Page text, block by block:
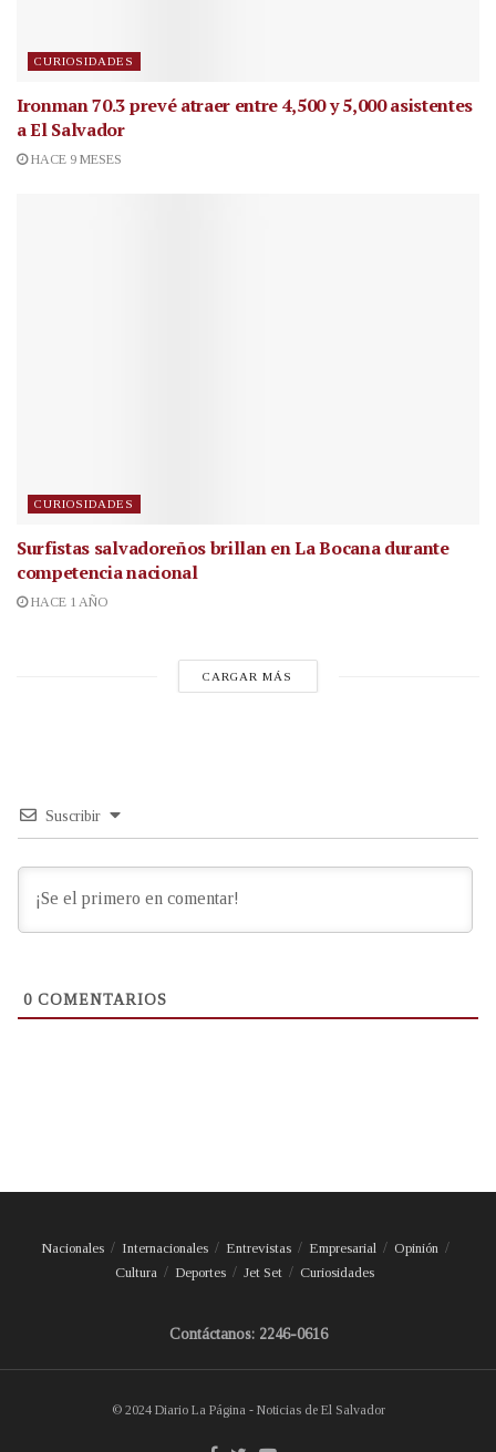
CURIOSIDADES
Ironman 70.3 prevé atraer entre 4,500 y 5,000 asistentes
a El Salvador
HACE 9 MESES
CURIOSIDADES
Surfistas salvadoreños brillan en La Bocana durante
competencia nacional
HACE 1 AÑO
CARGAR MÁS
Suscribir
0 COMENTARIOS
Nacionales Internacionales Entrevistas Empresarial
Opinión
Cultura
Deportes Jet Set Curiosidades
Contáctanos: 2246-0616
© 2024 Diario La Página - Noticias de El Salvador